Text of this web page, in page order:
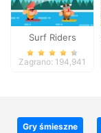
Surf Riders
Zagrano: 194,941
Gry śmieszne